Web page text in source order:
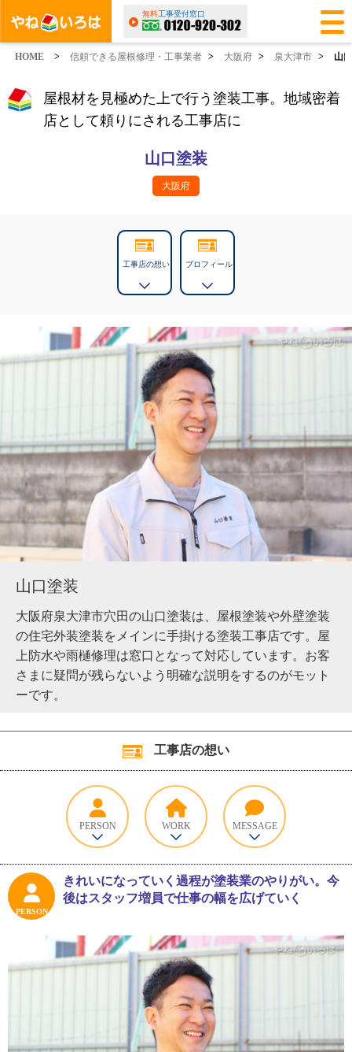
無料工事受付窓口
HOME > 信頼できる屋根修理・工事業者 > 大阪府 > 泉大津市 > 山
屋根材を見極めた上で行う塗装工事。地域密着
店として頼りにされる工事店に
山口塗装
大阪府
工事店の想い プロフィール
山口塗装
大阪府泉大津市穴田の山口塗装は、屋根塗装や外壁塗装
の住宅外装塗装をメインに手掛ける塗装工事店です。屋
上防水や雨樋修理は窓口となって対応しています。お客
さまに疑問が残らないよう明確な説明をするのがモット
ーです。
工事店の想い
PERSON WORK MESSAGE
PERSON
きれいになっていく過程が塗装業のやりがい。今
後はスタッフ増員で仕事の幅を広げていく